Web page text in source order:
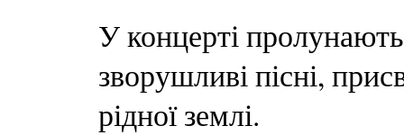
У концерті
зворушливі пісні,
рідної землі.